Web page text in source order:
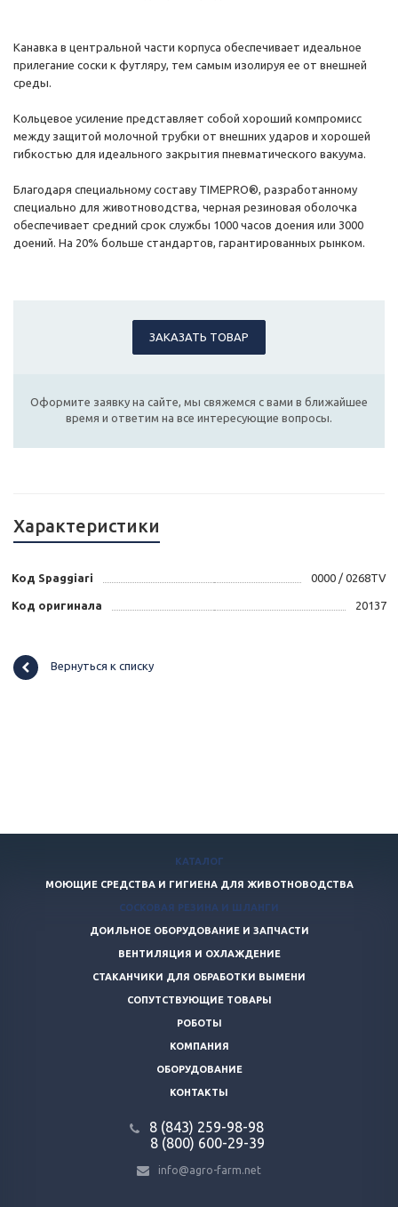
Канавка в центральной части корпуса обеспечивает идеальное
прилегание соски к футляру, тем самым изолируя ее от внешней
среды.
Кольцевое усиление представляет собой хороший компромисс
между защитой молочной трубки от внешних ударов и хорошей
гибкостью для идеального закрытия пневматического вакуума.
Благодаря специальному составу TIMEPRO®, разработанному
специально для животноводства, черная резиновая оболочка
обеспечивает средний срок службы 1000 часов доения или 3000
доений. На 20% больше стандартов, гарантированных рынком.
ЗАКАЗАТЬ ТОВАР
Оформите заявку на сайте, мы свяжемся с вами в ближайшее
время и ответим на все интересующие вопросы.
Характеристики
Код Spaggiari 0000 / 0268TV
Код оригинала 20137
Вернуться к списку
КАТАЛОГ
МОЮЩИЕ СРЕДСТВА И ГИГИЕНА ДЛЯ ЖИВОТНОВОДСТВА
СОСКОВАЯ РЕЗИНА И ШЛАНГИ
ДОИЛЬНОЕ ОБОРУДОВАНИЕ И ЗАПЧАСТИ
ВЕНТИЛЯЦИЯ И ОХЛАЖДЕНИЕ
СТАКАНЧИКИ ДЛЯ ОБРАБОТКИ ВЫМЕНИ
СОПУТСТВУЮЩИЕ ТОВАРЫ
РОБОТЫ
КОМПАНИЯ
ОБОРУДОВАНИЕ
КОНТАКТЫ
8 (843) 259-98-98
8 (800) 600-29-39
info@agro-farm.net